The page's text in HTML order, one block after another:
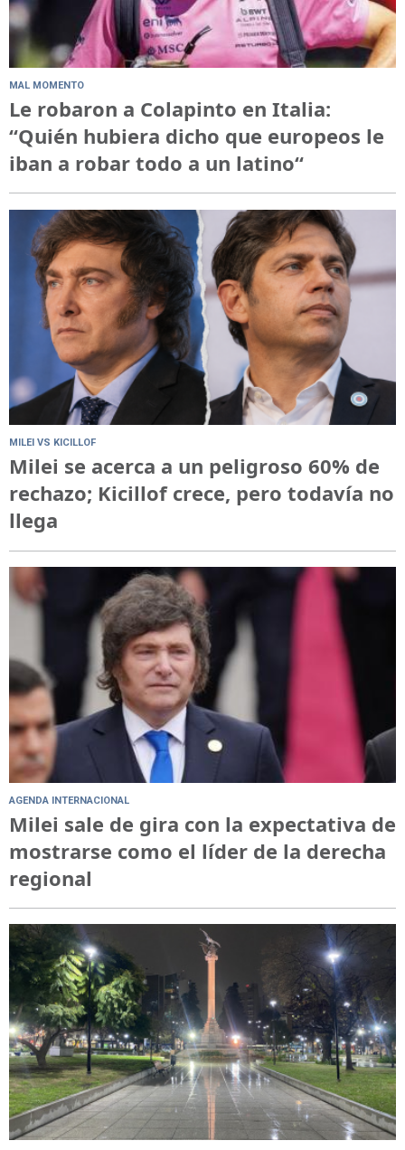
MAL MOMENTO
Le robaron a Colapinto en Italia:
“Quién hubiera dicho que europeos le
iban a robar todo a un latino“
MILEI VS KICILLOF
Milei se acerca a un peligroso 60% de
rechazo; Kicillof crece, pero todavía no
llega
AGENDA INTERNACIONAL
Milei sale de gira con la expectativa de
mostrarse como el líder de la derecha
regional